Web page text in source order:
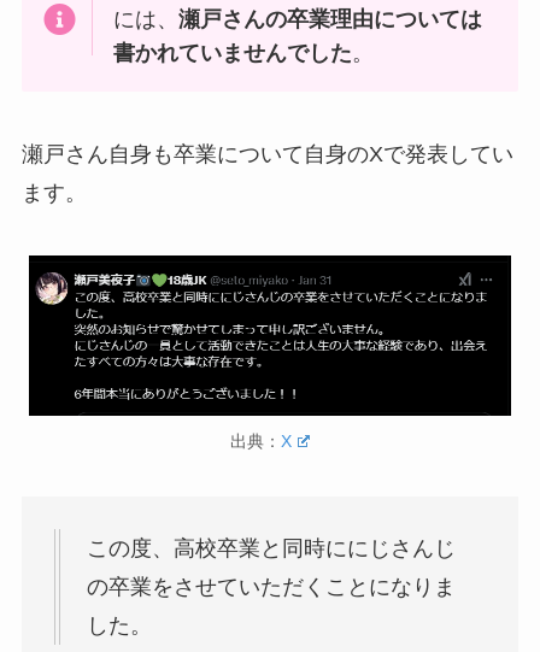
には、瀬戸さんの卒業理由については
書かれていませんでした。
瀬戸さん自身も卒業について自身のXで発表してい
ます。
出典： X
この度、高校卒業と同時ににじさんじ
の卒業をさせていただくことになりま
した。